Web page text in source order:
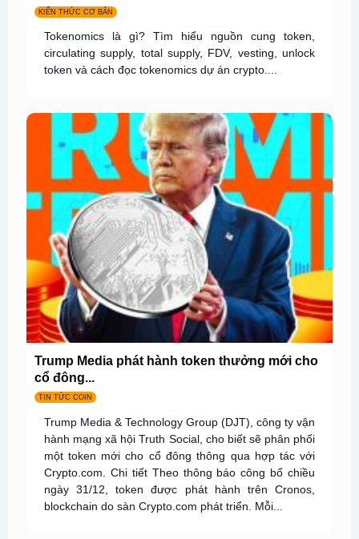
KIẾN THỨC CƠ BẢN
Tokenomics là gì? Tìm hiểu nguồn cung token,
circulating supply, total supply, FDV, vesting, unlock
token và cách đọc tokenomics dự án crypto....
Trump Media phát hành token thưởng mới cho
cổ đông...
TIN TỨC COIN
Trump Media & Technology Group (DJT), công ty vận
hành mạng xã hội Truth Social, cho biết sẽ phân phối
một token mới cho cổ đông thông qua hợp tác với
Crypto.com. Chi tiết Theo thông báo công bố chiều
ngày 31/12, token được phát hành trên Cronos,
blockchain do sàn Crypto.com phát triển. Mỗi...